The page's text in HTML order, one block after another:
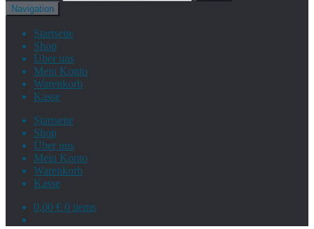
Navigation
Startseite
Shop
Über uns
Mein Konto
Warenkorb
Kasse
Startseite
Shop
Über uns
Mein Konto
Warenkorb
Kasse
0,00 € 0 items